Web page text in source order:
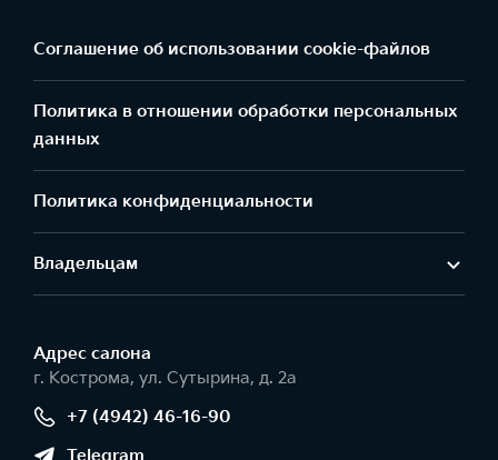
Соглашение об использовании cookie-файлов
Политика в отношении обработки персональных
данных
Политика конфиденциальности
Владельцам
Адрес салонa
г. Кострома, ул. Сутырина, д. 2а
+7 (4942) 46-16-90
Telegram